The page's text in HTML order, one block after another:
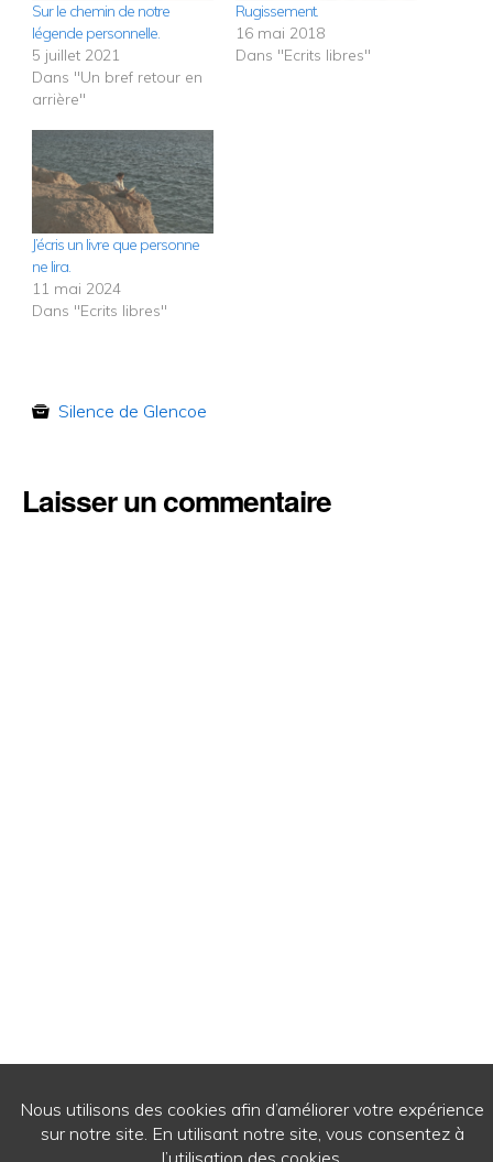
Sur le chemin de notre
légende personnelle.
5 juillet 2021
Dans "Un bref retour en
arrière"
Rugissement.
16 mai 2018
Dans "Ecrits libres"
J’écris un livre que personne
ne lira.
11 mai 2024
Dans "Ecrits libres"
Silence de Glencoe
Laisser un commentaire
© 2026 - Ecrits de passage - Tous droits réservés.
WordPress Theme byRichWP